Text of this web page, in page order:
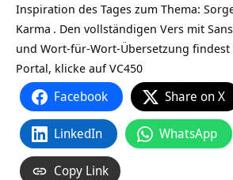
Inspiration des Tages zum Thema:
Karma . Den vollständigen Vers mit
und Wort-für-Wort-Übersetzung
Portal, klicke aufVC450
Facebook Share on X
LinkedIn WhatsApp
Copy Link